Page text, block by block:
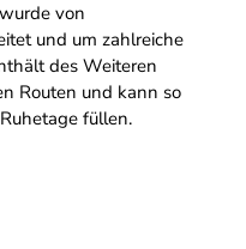
von
und um zahlreiche
des Weiteren
Routen und kann so
füllen.